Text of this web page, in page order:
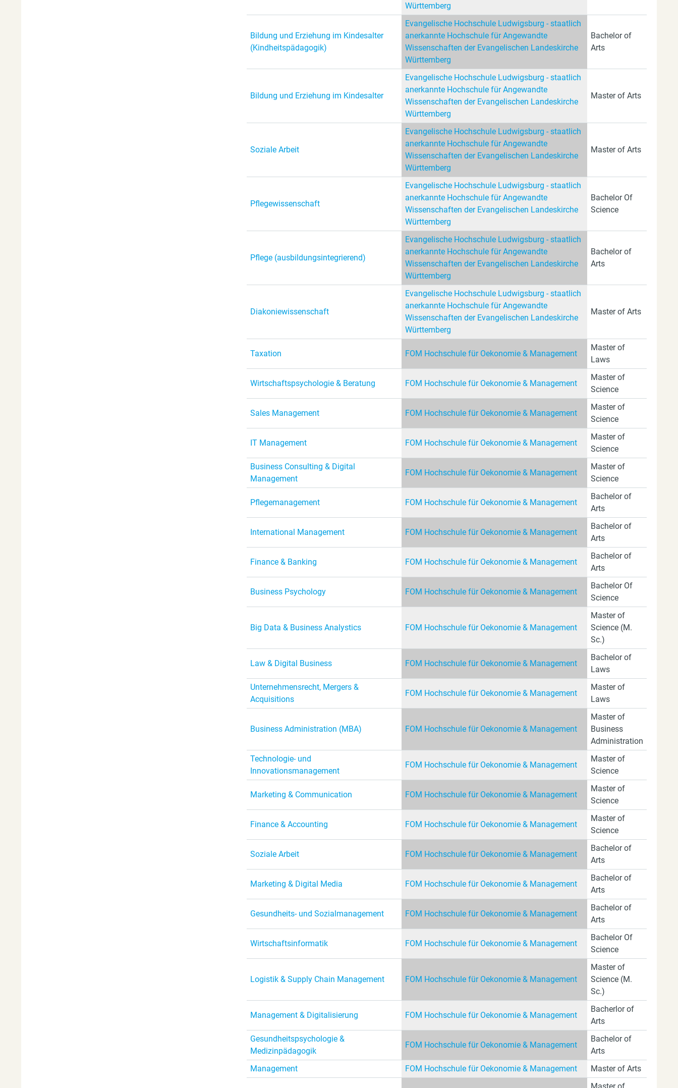
Württemberg
Bildung und Erziehung im Kindesalter
(Kindheitspädagogik)
Evangelische Hochschule Ludwigsburg - staatlich
anerkannte Hochschule für Angewandte
Wissenschaften der Evangelischen Landeskirche
Württemberg
Bachelor of
Arts
Bildung und Erziehung im Kindesalter
Evangelische Hochschule Ludwigsburg - staatlich
anerkannte Hochschule für Angewandte
Wissenschaften der Evangelischen Landeskirche
Württemberg
Master of Arts
Soziale Arbeit
Evangelische Hochschule Ludwigsburg - staatlich
anerkannte Hochschule für Angewandte
Wissenschaften der Evangelischen Landeskirche
Württemberg
Master of Arts
Pflegewissenschaft
Evangelische Hochschule Ludwigsburg - staatlich
anerkannte Hochschule für Angewandte
Wissenschaften der Evangelischen Landeskirche
Württemberg
Bachelor Of
Science
Pflege (ausbildungsintegrierend)
Evangelische Hochschule Ludwigsburg - staatlich
anerkannte Hochschule für Angewandte
Wissenschaften der Evangelischen Landeskirche
Württemberg
Bachelor of
Arts
Diakoniewissenschaft
Evangelische Hochschule Ludwigsburg - staatlich
anerkannte Hochschule für Angewandte
Wissenschaften der Evangelischen Landeskirche
Württemberg
Master of Arts
Taxation FOM Hochschule für Oekonomie & Management
Master of
Laws
Wirtschaftspsychologie & Beratung FOM Hochschule für Oekonomie & Management
Master of
Science
Sales Management FOM Hochschule für Oekonomie & Management
Master of
Science
IT Management FOM Hochschule für Oekonomie & Management
Master of
Science
Business Consulting & Digital
Management
FOM Hochschule für Oekonomie & Management
Master of
Science
Pflegemanagement FOM Hochschule für Oekonomie & Management
Bachelor of
Arts
International Management FOM Hochschule für Oekonomie & Management
Bachelor of
Arts
Finance & Banking FOM Hochschule für Oekonomie & Management
Bachelor of
Arts
Business Psychology FOM Hochschule für Oekonomie & Management
Bachelor Of
Science
Big Data & Business Analystics FOM Hochschule für Oekonomie & Management
Master of
Science (M.
Sc.)
Law & Digital Business FOM Hochschule für Oekonomie & Management
Bachelor of
Laws
Unternehmensrecht, Mergers &
Acquisitions
FOM Hochschule für Oekonomie & Management
Master of
Laws
Business Administration (MBA) FOM Hochschule für Oekonomie & Management
Master of
Business
Administration
Technologie- und
Innovationsmanagement
FOM Hochschule für Oekonomie & Management
Master of
Science
Marketing & Communication FOM Hochschule für Oekonomie & Management
Master of
Science
Finance & Accounting FOM Hochschule für Oekonomie & Management
Master of
Science
Soziale Arbeit FOM Hochschule für Oekonomie & Management
Bachelor of
Arts
Marketing & Digital Media FOM Hochschule für Oekonomie & Management
Bachelor of
Arts
Gesundheits- und Sozialmanagement FOM Hochschule für Oekonomie & Management
Bachelor of
Arts
Wirtschaftsinformatik FOM Hochschule für Oekonomie & Management
Bachelor Of
Science
Logistik & Supply Chain Management FOM Hochschule für Oekonomie & Management
Master of
Science (M.
Sc.)
Management & Digitalisierung FOM Hochschule für Oekonomie & Management
Bacherlor of
Arts
Gesundheitspsychologie &
Medizinpädagogik
FOM Hochschule für Oekonomie & Management
Bachelor of
Arts
Management
FOM Hochschule für Oekonomie & Management Master of Arts
Master of